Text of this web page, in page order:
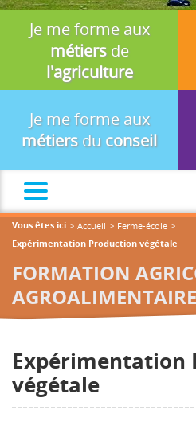
Je me forme aux
métiersde
l'agriculture
Je me forme aux
métiersdu conseil
Vous êtes ici Accueil Ferme-école
Expérimentation Production végétale
FORMATION
AGROALIMENTAIRE
Expérimentation
végétale